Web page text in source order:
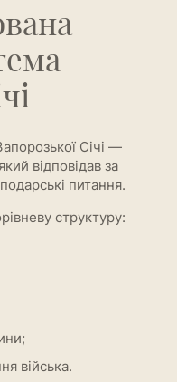
Січі —
відповідав за
питання.
структуру:
війська.